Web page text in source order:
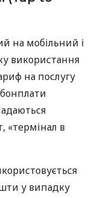
на мобільний і
використання
на послугу
«термінал в
у випадку